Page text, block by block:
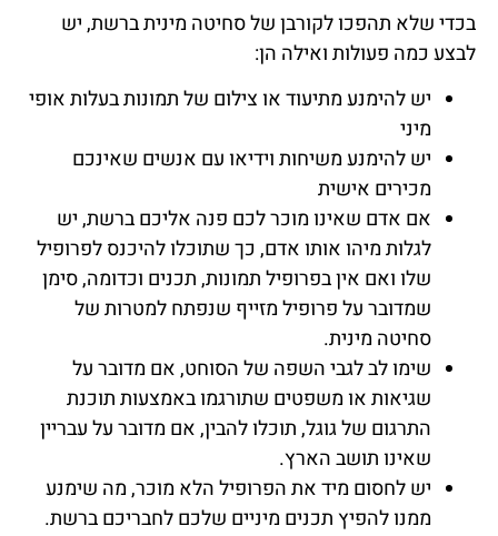
בכדי שלא תהפכו לקורבן של סחיטה מינית ברשת, יש
לבצע כמה פעולות ואילה הן:
יש להימנע מתיעוד או צילום של תמונות בעלות אופי
מיני
יש להימנע משיחות וידיאו עם אנשים שאינכם
מכירים אישית
אם אדם שאינו מוכר לכם פנה אליכם ברשת, יש
לגלות מיהו אותו אדם, כך שתוכלו להיכנס לפרופיל
שלו ואם אין בפרופיל תמונות, תכנים וכדומה, סימן
שמדובר על פרופיל מזייף שנפתח למטרות של
סחיטה מינית.
שימו לב לגבי השפה של הסוחט, אם מדובר על
שגיאות או משפטים שתורגמו באמצעות תוכנת
התרגום של גוגל, תוכלו להבין, אם מדובר על עבריין
שאינו תושב הארץ.
יש לחסום מיד את הפרופיל הלא מוכר, מה שימנע
ממנו להפיץ תכנים מיניים שלכם לחבריכם ברשת.